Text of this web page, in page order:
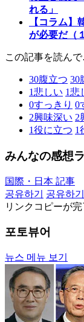
れる」
【コラム】
が必要だ（
この記事を読ん
30腹立つ 30
1悲しい 1悲
0すっきり 0
2興味深い 2
1役に立つ 1
みんなの感想
国際・日本 記事
공유하기
공유하기
リンクコピーが完
포토뷰어
뉴스 메뉴 보기